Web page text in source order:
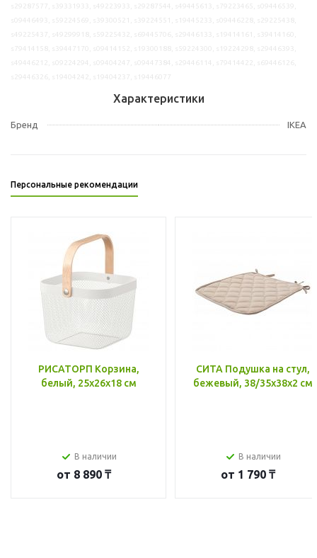
Характеристики
Бренд IKEA
Персональные рекомендации
РИСАТОРП Корзина,
белый, 25x26x18 см
В наличии
от 8 890 ₸
СИТА Подушка на стул,
бежевый, 38/35x38x2 см
В наличии
от 1 790 ₸